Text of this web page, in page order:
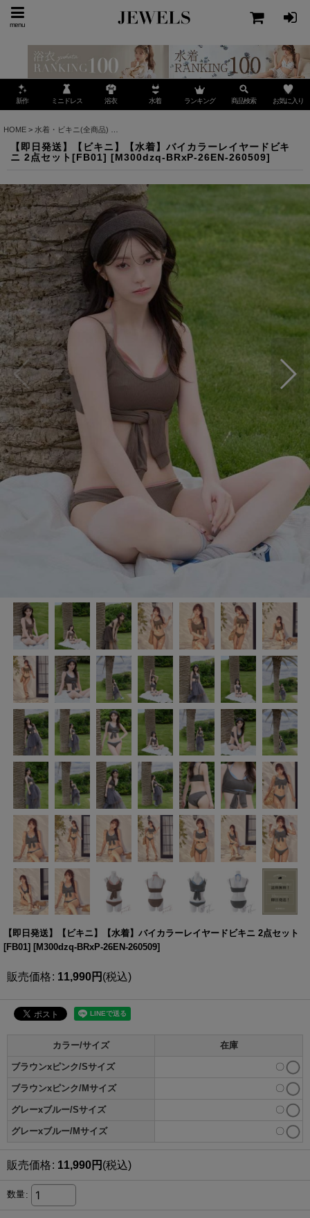
menu
新作 ミニドレス 浴衣 水着 ランキング 商品検索 お気に入り
HOME > 水着・ビキニ(全商品)
【即日発送】【ビキニ】【水着】バイカラーレイヤードビキ
ニ 2点セット[FB01] [M300dzq-BRxP-26EN-260509]
【即日発送】【ビキニ】【水着】バイカラーレイヤードビキニ 2点セット
[FB01] [M300dzq-BRxP-26EN-260509]
販売価格: 11,990円 (税込)
カラー/サイズ 在庫
ブラウンxピンク/Sサイズ 〇
ブラウンxピンク/Mサイズ 〇
グレーxブルー/Sサイズ 〇
グレーxブルー/Mサイズ 〇
販売価格: 11,990円 (税込)
数量: